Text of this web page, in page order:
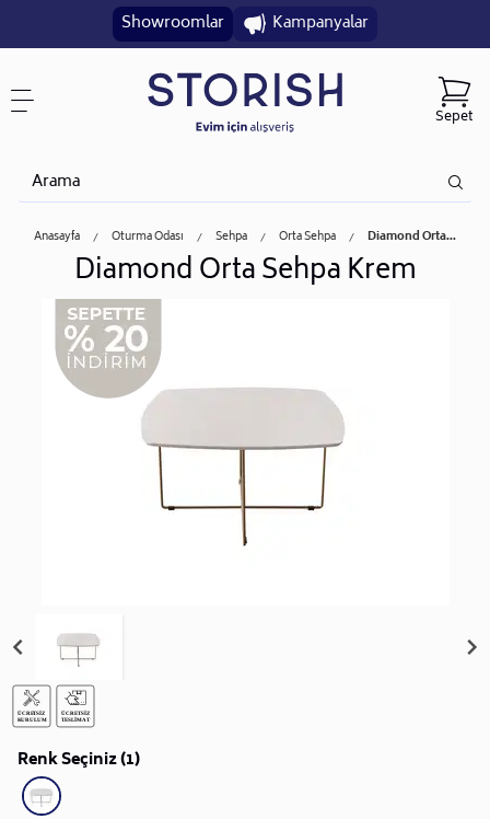
Showroomlar Kampanyalar
Sepet
Anasayfa Oturma Odası Sehpa Orta Sehpa Diamond Orta...
Diamond Orta Sehpa Krem
Renk Seçiniz (1)